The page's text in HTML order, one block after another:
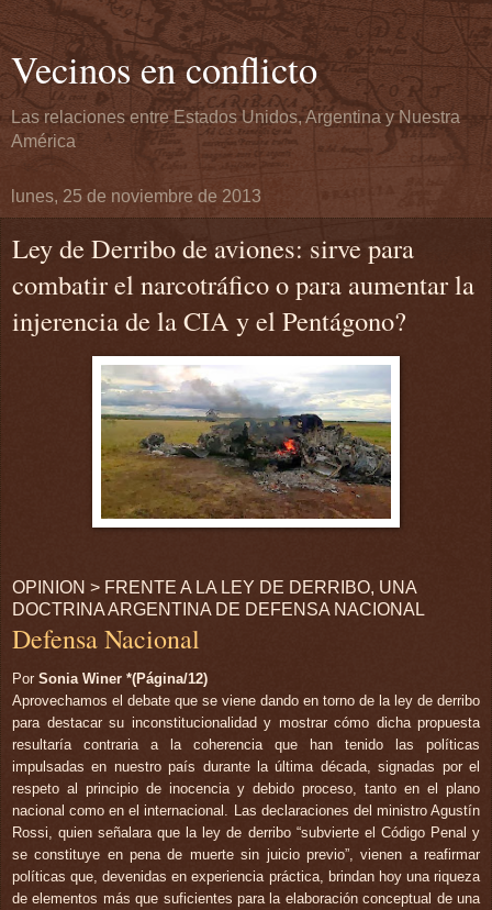
Vecinos en conflicto
Las relaciones entre Estados Unidos, Argentina y Nuestra
América
lunes, 25 de noviembre de 2013
Ley de Derribo de aviones: sirve para
combatir el narcotráfico o para aumentar la
injerencia de la CIA y el Pentágono?
OPINION > FRENTE A LA LEY DE DERRIBO, UNA
DOCTRINA ARGENTINA DE DEFENSA NACIONAL
Defensa Nacional
Por Sonia Winer *(Página/12)
Aprovechamos el debate que se viene dando en torno de la ley de derribo
para destacar su inconstitucionalidad y mostrar cómo dicha propuesta
resultaría contraria a la coherencia que han tenido las políticas
impulsadas en nuestro país durante la última década, signadas por el
respeto al principio de inocencia y debido proceso, tanto en el plano
nacional como en el internacional. Las declaraciones del ministro Agustín
Rossi, quien señalara que la ley de derribo “subvierte el Código Penal y
se constituye en pena de muerte sin juicio previo”, vienen a reafirmar
políticas que, devenidas en experiencia práctica, brindan hoy una riqueza
de elementos más que suficientes para la elaboración conceptual de una